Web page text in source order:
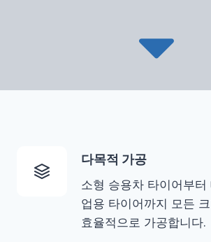
다목적 가공
소형 승용차 타이어부
업용 타이어까지 모든
효율적으로 가공합니다.